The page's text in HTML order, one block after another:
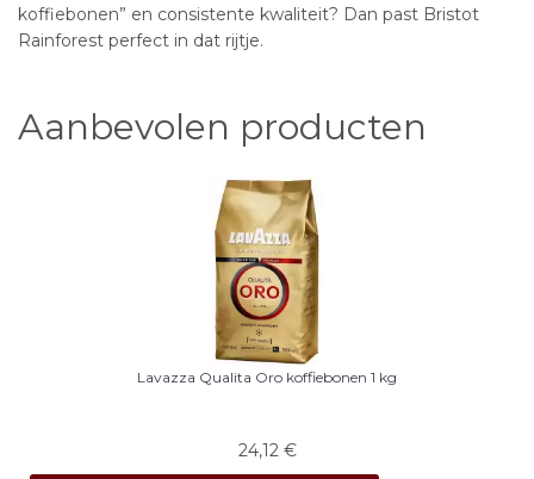
koffiebonen” en consistente kwaliteit? Dan past Bristot
Rainforest perfect in dat rijtje.
Aanbevolen producten
Lavazza Qualita Oro koffiebonen 1 kg
24,12 €